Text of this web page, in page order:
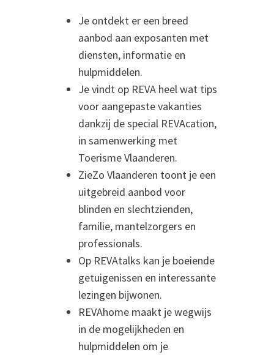
Je ontdekt er een breed
aanbod aan exposanten met
diensten, informatie en
hulpmiddelen.
Je vindt op REVA heel wat tips
voor aangepaste vakanties
dankzij de special REVAcation,
in samenwerking met
Toerisme Vlaanderen.
ZieZo Vlaanderen toont je een
uitgebreid aanbod voor
blinden en slechtzienden,
familie, mantelzorgers en
professionals.
Op REVAtalks kan je boeiende
getuigenissen en interessante
lezingen bijwonen.
REVAhome maakt je wegwijs
in de mogelijkheden en
hulpmiddelen om je